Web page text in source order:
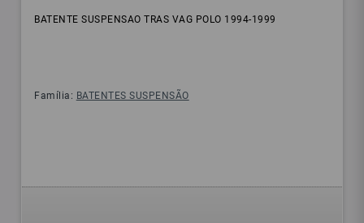
BATENTE SUSPENSAO TRAS VAG POLO 1994-1999
Família: BATENTES SUSPENSÃO